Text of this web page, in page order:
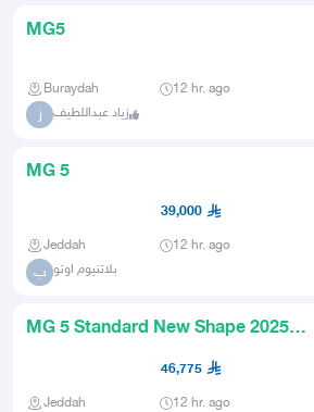
MG5
Buraydah 12 hr. ago
ز زياد عبداللطيف
MG 5
39,000
Jeddah 12 hr. ago
ب بلاتنيوم اوتو
MG 5 Standard New Shape 2025
46,775
Jeddah 12 hr. ago